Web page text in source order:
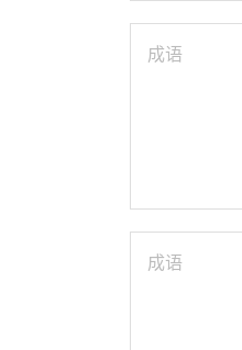
成语
成语